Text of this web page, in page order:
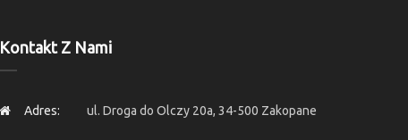
Kontakt Z Nami
Adres: ul. Droga do Olczy 20a, 34-500 Zakopane